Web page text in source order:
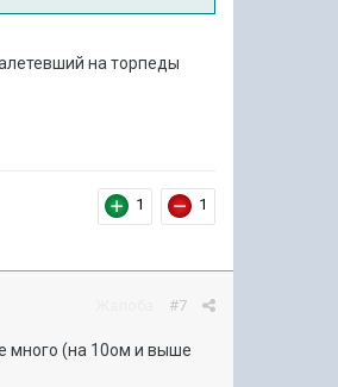
на торпеды
1 1
#7
много (на 10ом и выше